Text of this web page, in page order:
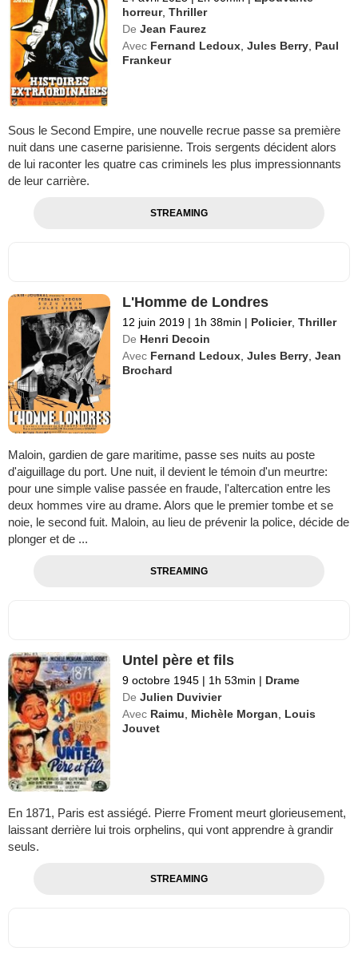
horreur,Thriller
De Jean Faurez
Avec Fernand Ledoux ,Jules Berry Paul
Frankeur
Sous le Second Empire, une nouvelle recrue passe sa première
nuit dans une caserne parisienne. Trois sergents décident alors
de lui raconter les quatre cas criminels les plus impressionnants
de leur carrière.
STREAMING
L'Homme de Londres
12 juin 2019 | 1h 38min | Policier,Thriller
De Henri Decoin
Avec Fernand Ledoux ,Jules Berry ,Jean
Brochard
Maloin, gardien de gare maritime, passe ses nuits au poste
d'aiguillage du port. Une nuit, il devient le témoin d'un meurtre:
pour une simple valise passée en fraude, l'altercation entre les
deux hommes vire au drame. Alors que le premier tombe et se
noie, le second fuit. Maloin, au lieu de prévenir la police, décide de
plonger et de ...
STREAMING
Untel père et fils
9 octobre 1945 | 1h 53min | Drame
De Julien Duvivier
Avec Raimu Michèle Morgan
Louis
Jouvet
En 1871, Paris est assiégé. Pierre Froment meurt glorieusement,
laissant derrière lui trois orphelins, qui vont apprendre à grandir
seuls.
STREAMING